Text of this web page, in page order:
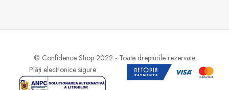
© Confidence Shop 2022 - Toate drepturile rezervate
Plăţi electronice sigure